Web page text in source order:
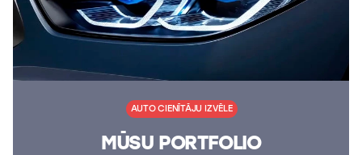
AUTO CIENĪTĀJU IZVĒLE
MŪSU PORTFOLIO